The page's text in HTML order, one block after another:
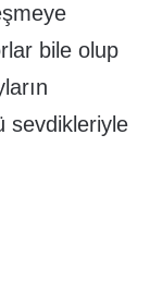
bile olup
sevdikleriyle